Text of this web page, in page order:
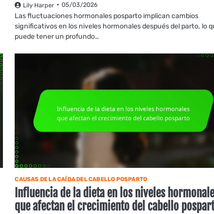
Lily Harper 05/03/2026
Las fluctuaciones hormonales posparto implican cambios
significativos en los niveles hormonales después del parto, lo
puede tener un profundo…
CAUSAS DE LA CAÍDA DEL CABELLO POSPARTO
Influencia de la dieta en los niveles
que afectan el crecimiento del cabello